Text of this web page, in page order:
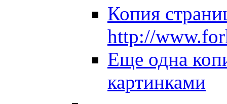
Копия
http://
Еще одна
картинками